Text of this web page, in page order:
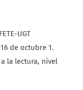
UGT
de octubre 1.
la lectura, nivel